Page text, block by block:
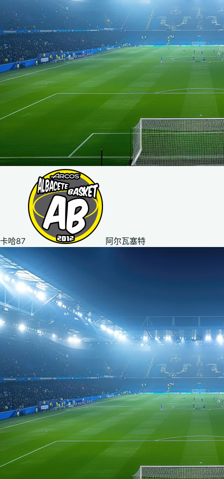
卡哈87 阿尔瓦塞特